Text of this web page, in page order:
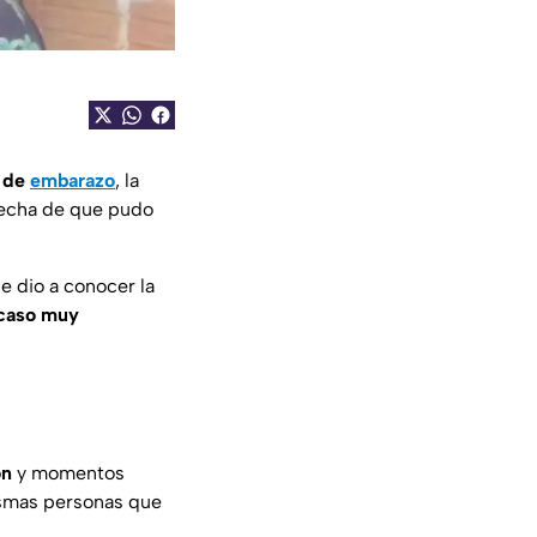
embarazo, la
de que pudo
dio a conocer la
muy
y momentos
personas que